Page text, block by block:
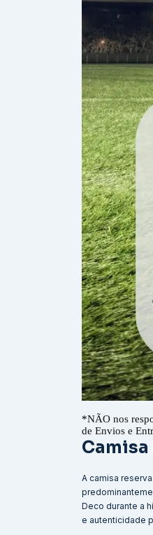
*NÃO nos
de Envios e
A camisa
Deco durante a
e autenticidade